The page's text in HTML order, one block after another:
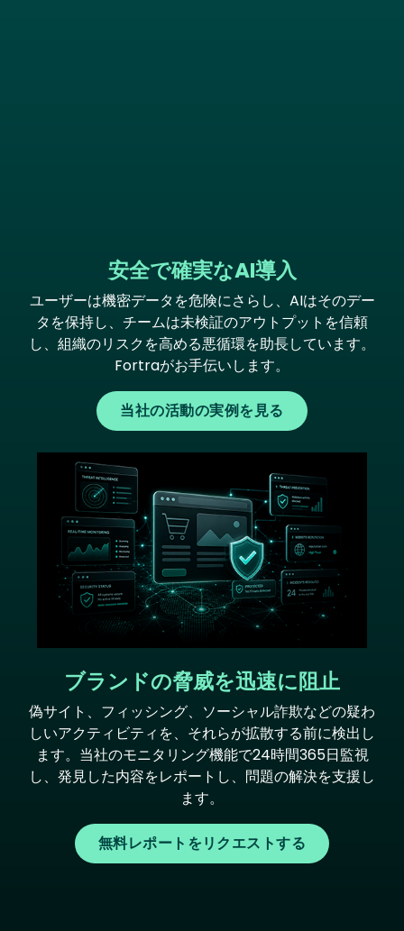
安全で確実なAI導入
ユーザーは機密データを危険にさらし、AIはそのデー
タを保持し、チームは未検証のアウトプットを信頼
し、組織のリスクを高める悪循環を助長しています。
Fortraがお手伝いします。
当社の活動の実例を見る
ブランドの脅威を迅速に阻止
偽サイト、フィッシング、ソーシャル詐欺などの疑わ
しいアクティビティを、それらが拡散する前に検出し
ます。当社のモニタリング機能で24時間365日監視
し、発見した内容をレポートし、問題の解決を支援し
ます。
無料レポートをリクエストする